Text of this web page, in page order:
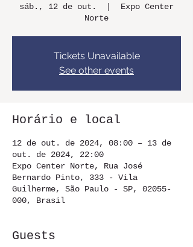
sáb., 12 de out.
Expo Center
Norte
Tickets Unavailable
See other events
Horário e local
12 de out. de 2024, 08:00 – 13 de
out. de 2024, 22:00
Expo Center Norte, Rua José
Bernardo Pinto, 333 - Vila
Guilherme, São Paulo - SP, 02055-
000, Brasil
Guests